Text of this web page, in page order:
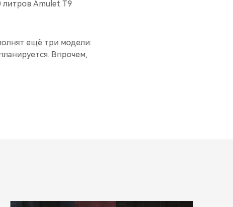
литров Amulet T9
ещё три модели:
Впрочем,